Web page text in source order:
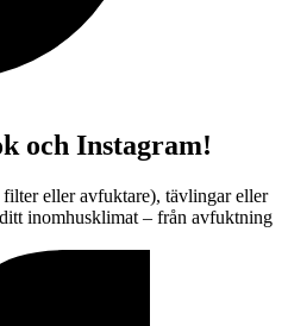
och Instagram!
eller avfuktare), tävlingar eller
inomhusklimat – från avfuktning